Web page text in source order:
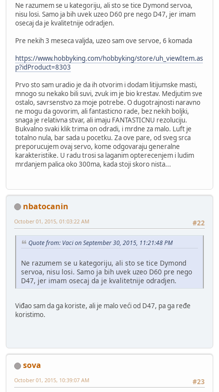
Ne razumem se u kategoriju, ali sto se tice Dymond servoa,
nisu losi. Samo ja bih uvek uzeo D60 pre nego D47, jer imam
osecaj da je kvalitetnije odradjen.
Pre nekih 3 meseca valjda, uzeo sam ove servoe, 6 komada
https://www.hobbyking.com/hobbyking/store/uh_viewItem.as
p?idProduct=8303
Prvo sto sam uradio je da ih otvorim i dodam litijumske masti,
mnogo su nekako bili suvi, zvuk im je bio krestav. Medjutim sve
ostalo, savrsenstvo za moje potrebe. O dugotrajnosti naravno
ne mogu da govorim, ali fantasticno rade, bez nekih boljki,
snaga je relativna stvar, ali imaju FANTASTICNU rezoluciju.
Bukvalno svaki klik trima on odradi, i mrdne za malo. Luft je
totalno nula, bar sada u pocetku. Za ove pare, od sveg srca
preporucujem ovaj servo, kome odgovaraju generalne
karakteristike. U radu trosi sa laganim opterecenjem i ludim
mrdanjem palica oko 300ma, kada stoji skoro nista...
nbatocanin
#22
October 01, 2015, 01:03:22 AM
Quote from: Vaci on September 30, 2015, 11:21:48 PM
Ne razumem se u kategoriju, ali sto se tice Dymond
servoa, nisu losi. Samo ja bih uvek uzeo D60 pre nego
D47, jer imam osecaj da je kvalitetnije odradjen.
Viđao sam da ga koriste, ali je malo veći od D47, pa ga ređe
koristimo.
sova
#23
October 01, 2015, 10:39:07 AM